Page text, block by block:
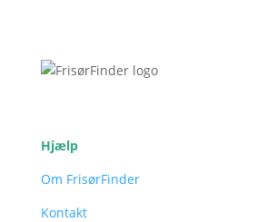
Hjælp
Om FrisørFinder
Kontakt